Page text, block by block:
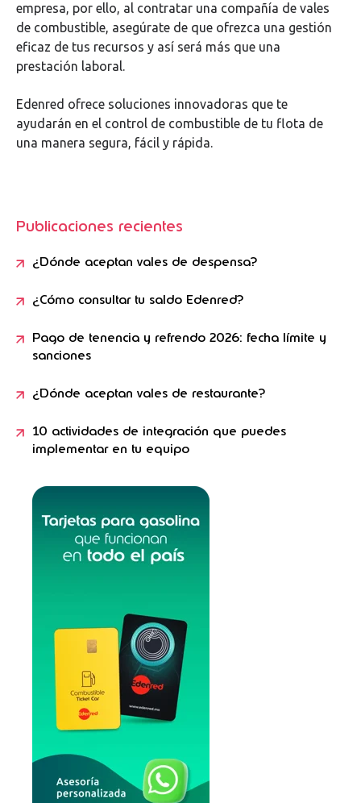
empresa, por ello, al contratar una compañía de vales
de combustible, asegúrate de que ofrezca una gestión
eficaz de tus recursos y así será más que una
prestación laboral.
Edenred ofrece soluciones innovadoras que te
ayudarán en el control de combustible de tu flota de
una manera segura, fácil y rápida.
Publicaciones recientes
¿Dónde aceptan vales de despensa?
¿Cómo consultar tu saldo Edenred?
Pago de tenencia y refrendo 2026: fecha límite y
sanciones
¿Dónde aceptan vales de restaurante?
10 actividades de integración que puedes
implementar en tu equipo